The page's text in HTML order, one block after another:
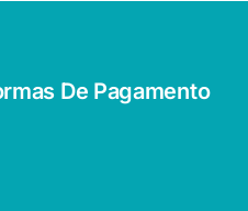
De Pagamento